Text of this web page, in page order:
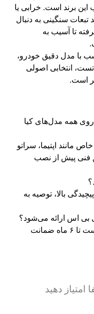
برند است. خرابی یا
تبعات سنگینی به دنبال
تا آسیب به
با مدل دقیق خودرو،
تست، انتخابی اصولی
است.
آیا یونیت ای بی اس کیا 400D1 روی همه مدل‌های کیا
مانند اپتیما، سراتو
فنی پیش از نصب
بالا، توصیه به
بی اس ارائه می‌شود؟
بسته به فروشنده، بین ۷ روز تست تا ۶ ماه ضمانت
امتیاز دهید